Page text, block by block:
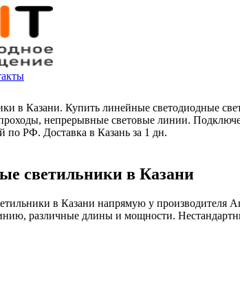
в Казани. Купить линейные светодиодные
непрерывные световые линии.
по РФ. Доставка в Казань за 1 дн.
светильники в Казани
в Казани напрямую у
различные длины и мощности.